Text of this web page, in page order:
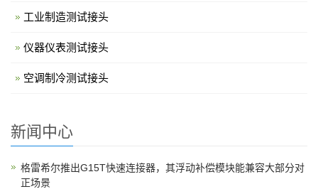
工业制造测试接头
仪器仪表测试接头
空调制冷测试接头
新闻中心
格雷希尔推出G15T快速连接器，其浮动补偿模块能兼容大部分对
正场景